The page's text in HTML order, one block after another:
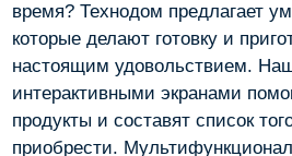
время? Технодом предлагает
которые делают готовку и
настоящим удовольствием.
интерактивными экранами
продукты и составят список
приобрести.